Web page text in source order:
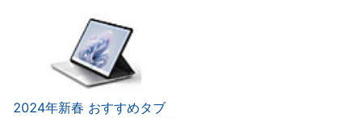
2024年新春 おすすめタブ